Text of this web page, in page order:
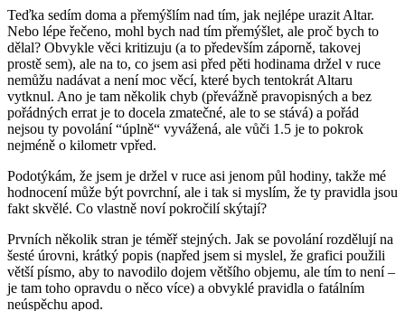
Teďka sedím doma a přemýšlím nad tím, jak nejlépe urazit Altar.
Nebo lépe řečeno, mohl bych nad tím přemýšlet, ale proč bych to
dělal? Obvykle věci kritizuju (a to především záporně, takovej
prostě sem), ale na to, co jsem asi před pěti hodinama držel v ruce
nemůžu nadávat a není moc věcí, které bych tentokrát Altaru
vytknul. Ano je tam několik chyb (převážně pravopisných a bez
pořádných errat je to docela zmatečné, ale to se stává) a pořád
nejsou ty povolání “úplně“ vyvážená, ale vůči 1.5 je to pokrok
nejméně o kilometr vpřed.
Podotýkám, že jsem je držel v ruce asi jenom půl hodiny, takže mé
hodnocení může být povrchní, ale i tak si myslím, že ty pravidla jsou
fakt skvělé. Co vlastně noví pokročilí skýtají?
Prvních několik stran je téměř stejných. Jak se povolání rozdělují na
šesté úrovni, krátký popis (napřed jsem si myslel, že grafici použili
větší písmo, aby to navodilo dojem většího objemu, ale tím to není –
je tam toho opravdu o něco více) a obvyklé pravidla o fatálním
neúspěchu apod.